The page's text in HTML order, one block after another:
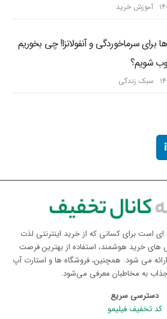
آموزش خرید
برای سرماخوردگی و آنفولانزا! چی بخوریم
شویم؟
سبک زندگی
است برای کسانی که از خرید اینترنتی لذت
های خرید هوشمند، استفاده از بهترین فرصت
می شود. همچنین، فروشگاه ها و استارت آپ
به مخاطبان معرفی می‌شود.
دسترسی سریع
کد تخفیف فیلیمو